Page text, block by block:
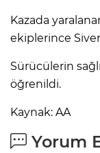
Kazada
ekiplerince
Sürücülerin
öğrenildi.
Kaynak: AA
Yorum